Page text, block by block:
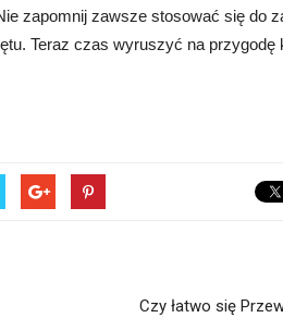
zapomnij zawsze stosować się do
Teraz czas wyruszyć na przygodę
Czy łatwo się